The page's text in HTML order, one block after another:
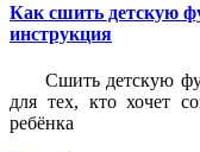
Как сшить детскую
инструкция
Сшить детскую
для тех, кто хочет
ребёнка